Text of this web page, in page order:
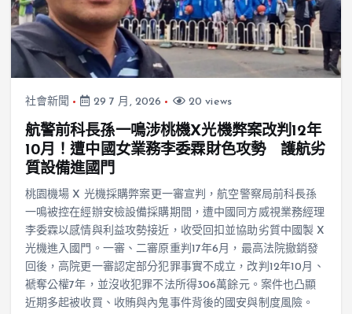
社會新聞 29 7 月, 2026 20 views
航警前科長孫一鳴涉桃機X光機弊案改判12年
10月！遭中國女業務李委霖財色攻勢 護航劣
質設備進國門
桃園機場 X 光機採購弊案更一審宣判，航空警察局前科長孫
一鳴被控在經辦安檢設備採購期間，遭中國同方威視業務經理
李委霖以感情與利益攻勢接近，收受回扣並協助劣質中國製 X
光機進入國門。一審、二審原重判17年6月，最高法院撤銷發
回後，高院更一審認定部分犯罪事實不成立，改判12年10月、
褫奪公權7年，並沒收犯罪不法所得306萬餘元。案件也凸顯
近期多起被收買、收賄與內鬼事件背後的國安與制度風險。